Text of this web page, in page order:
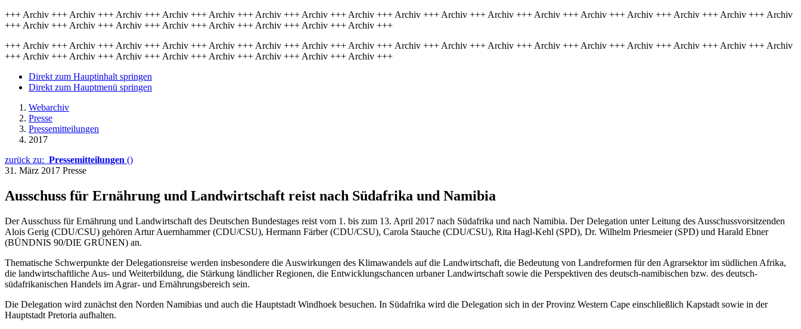
+++ Archiv +++ Archiv +++ Archiv +++ Archiv +++ Archiv +++ Archiv +++ Archiv +++ Archiv +++ Archiv +++ Archiv +++ Archiv +++ Archiv +++ Archiv +++ Archiv +++ Archiv +++ Archiv +++ Archiv
+++ Archiv +++ Archiv +++ Archiv +++ Archiv +++ Archiv +++ Archiv +++ Archiv +++ Archiv +++
+++ Archiv +++ Archiv +++ Archiv +++ Archiv +++ Archiv +++ Archiv +++ Archiv +++ Archiv +++ Archiv +++ Archiv +++ Archiv +++ Archiv +++ Archiv +++ Archiv +++ Archiv +++ Archiv +++ Archiv
+++ Archiv +++ Archiv +++ Archiv +++ Archiv +++ Archiv +++ Archiv +++ Archiv +++ Archiv +++
Direkt zum Hauptinhalt springen
Direkt zum Hauptmenü springen
Webarchiv
Presse
Pressemitteilungen
2017
zurück zu: Pressemitteilungen ()
31. März 2017 Presse
Ausschuss für Ernährung und Landwirtschaft reist nach Südafrika und Namibia
Der Ausschuss für Ernährung und Landwirtschaft des Deutschen Bundestages reist vom 1. bis zum 13. April 2017 nach Südafrika und nach Namibia. Der Delegation unter Leitung des Ausschussvorsitzenden
Alois Gerig (CDU/CSU) gehören Artur Auernhammer (CDU/CSU), Hermann Färber (CDU/CSU), Carola Stauche (CDU/CSU), Rita Hagl-Kehl (SPD), Dr. Wilhelm Priesmeier (SPD) und Harald Ebner
(BÜNDNIS 90/DIE GRÜNEN) an.
Thematische Schwerpunkte der Delegationsreise werden insbesondere die Auswirkungen des Klimawandels auf die Landwirtschaft, die Bedeutung von Landreformen für den Agrarsektor im südlichen Afrika,
die landwirtschaftliche Aus- und Weiterbildung, die Stärkung ländlicher Regionen, die Entwicklungschancen urbaner Landwirtschaft sowie die Perspektiven des deutsch-namibischen bzw. des deutsch-
südafrikanischen Handels im Agrar- und Ernährungsbereich sein.
Die Delegation wird zunächst den Norden Namibias und auch die Hauptstadt Windhoek besuchen. In Südafrika wird die Delegation sich in der Provinz Western Cape einschließlich Kapstadt sowie in der
Hauptstadt Pretoria aufhalten.